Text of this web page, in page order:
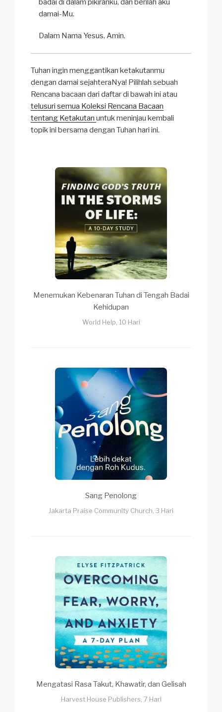
badai di dalam pikiranku, dan berilah aku
damai-Mu.
Dalam Nama Yesus, Amin.
Tuhan ingin menggantikan ketakutanmu
dengan damai sejahteraNya! Pilihlah sebuah
Rencana bacaan dari daftar di bawah ini atau
telusuri semua Koleksi Rencana Bacaan
tentang Ketakutan untuk meninjau kembali
topik ini bersama dengan Tuhan hari ini.
Menemukan Kebenaran Tuhan di Tengah Badai
Kehidupan
World Help, 10 Hari
Sang Penolong
Jakarta Praise Community Church, 3 Hari
Mengatasi Rasa Takut, Khawatir, dan Gelisah
Harvest House Publishers, 7 Hari